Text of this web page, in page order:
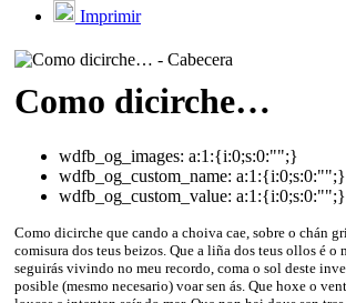
Imprimir
Como dicirche…
wdfb_og_images: a:1:{i:0;s:0:"";}
wdfb_og_custom_name: a:1:{i:0;s:0:"";}
wdfb_og_custom_value: a:1:{i:0;s:0:"";}
Como dicirche que cando a choiva cae, sobre o chán
comisura dos teus beizos. Que a liña dos teus ollos é o
seguirás vivindo no meu recordo, coma o sol deste
posible (mesmo necesario) voar sen ás. Que hoxe o